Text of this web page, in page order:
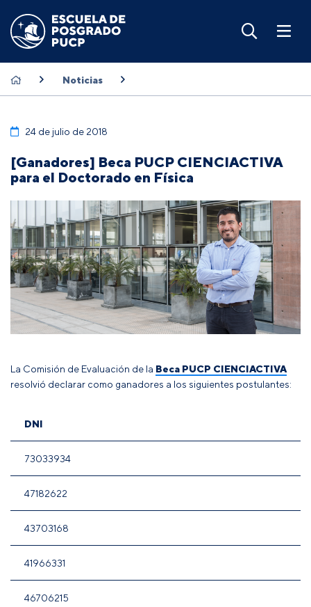
Noticias
24 de julio de 2018
[Ganadores] Beca PUCP CIENCIACTIVA
para el Doctorado en Física
La Comisión de Evaluación de la Beca PUCP CIENCIACTIVA
resolvió declarar como ganadores a los siguientes postulantes:
DNI
73033934
47182622
43703168
41966331
46706215